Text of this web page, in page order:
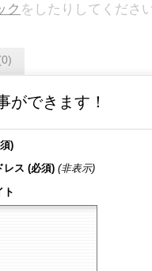
ク をしたりしてくださ
ができます！
)
レス (必須) (非表示)
ト